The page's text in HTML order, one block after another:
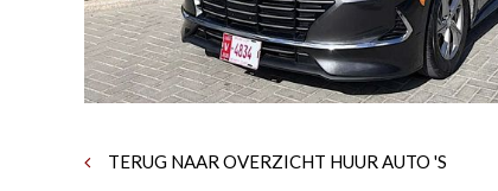
TERUG NAAR OVERZICHT HUUR AUTO 'S